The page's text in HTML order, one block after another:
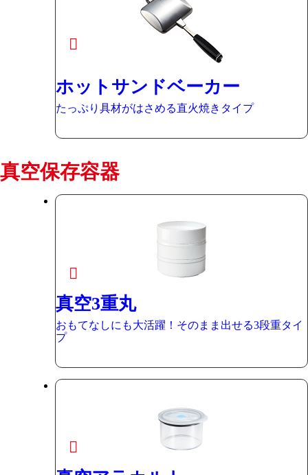
ホットサンドベーカー
たっぷり具材がはさめる直火焼きタイプ
真空保存容器
真空3重丸
おもてなしにも大活躍！そのまま出せる3段重タイ
プ